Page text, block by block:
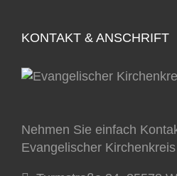
KONTAKT & ANSCHRIFT
Nehmen Sie einfach
Evangelischer Kirchenkreis